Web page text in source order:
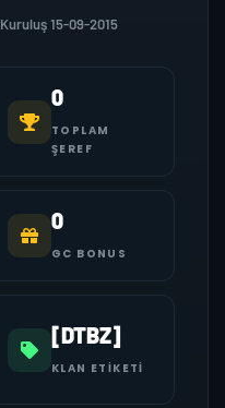
Kuruluş 15-09-2015
0
TOPLAM
ŞEREF
0
GC BONUS
[DTBZ]
KLAN ETIKETI